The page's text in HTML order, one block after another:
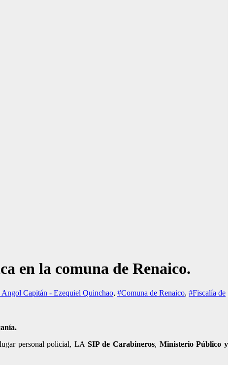
en la comuna de Renaico.
Capitán - Ezequiel Quinchao, #Comuna de Renaico, #Fiscalía de
personal policial, LA SIP de Carabineros, Ministerio Público y